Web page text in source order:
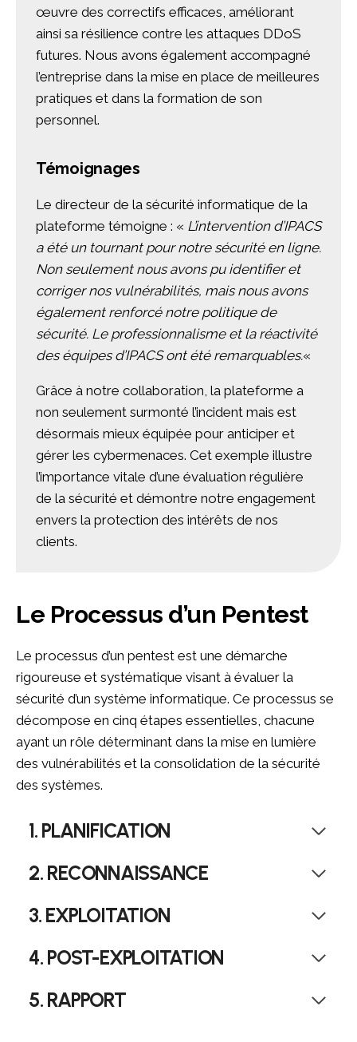
œuvre des correctifs efficaces, améliorant
ainsi sa résilience contre les attaques DDoS
futures. Nous avons également accompagné
l’entreprise dans la mise en place de meilleures
pratiques et dans la formation de son
personnel.
Témoignages
Le directeur de la sécurité informatique de la
plateforme témoigne : « L’intervention d’IPACS
a été un tournant pour notre sécurité en ligne.
Non seulement nous avons pu identifier et
corriger nos vulnérabilités, mais nous avons
également renforcé notre politique de
sécurité. Le professionnalisme et la réactivité
des équipes d’IPACS ont été remarquables.«
Grâce à notre collaboration, la plateforme a
non seulement surmonté l’incident mais est
désormais mieux équipée pour anticiper et
gérer les cybermenaces. Cet exemple illustre
l’importance vitale d’une évaluation régulière
de la sécurité et démontre notre engagement
envers la protection des intérêts de nos
clients.
Le Processus d’un Pentest
Le processus d’un pentest est une démarche
rigoureuse et systématique visant à évaluer la
sécurité d’un système informatique. Ce processus se
décompose en cinq étapes essentielles, chacune
ayant un rôle déterminant dans la mise en lumière
des vulnérabilités et la consolidation de la sécurité
des systèmes.
1. PLANIFICATION
2. RECONNAISSANCE
3. EXPLOITATION
4. POST-EXPLOITATION
5. RAPPORT